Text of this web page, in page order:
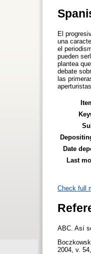
El
una
el
pueden
plantea
debate
las
Date
Last
Check full
ABC. Así
2004, v.